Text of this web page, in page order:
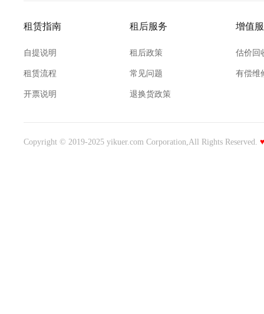
租赁指南
自提说明
租赁流程
开票说明
租后服务
租后政策
常见问题
退换货政策
增值
估价回
有偿维
Copyright © 2019-2025 yikuer.com Corporation,All Rights Reserved. ♥